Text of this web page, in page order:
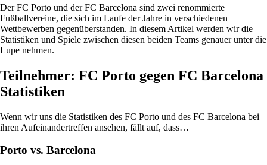
Der FC Porto und der FC Barcelona sind zwei renommierte
Fußballvereine, die sich im Laufe der Jahre in verschiedenen
Wettbewerben gegenüberstanden. In diesem Artikel werden wir die
Statistiken und Spiele zwischen diesen beiden Teams genauer unter die
Lupe nehmen.
Teilnehmer: FC Porto gegen FC Barcelona
Statistiken
Wenn wir uns die Statistiken des FC Porto und des FC Barcelona bei
ihren Aufeinandertreffen ansehen, fällt auf, dass…
Porto vs. Barcelona